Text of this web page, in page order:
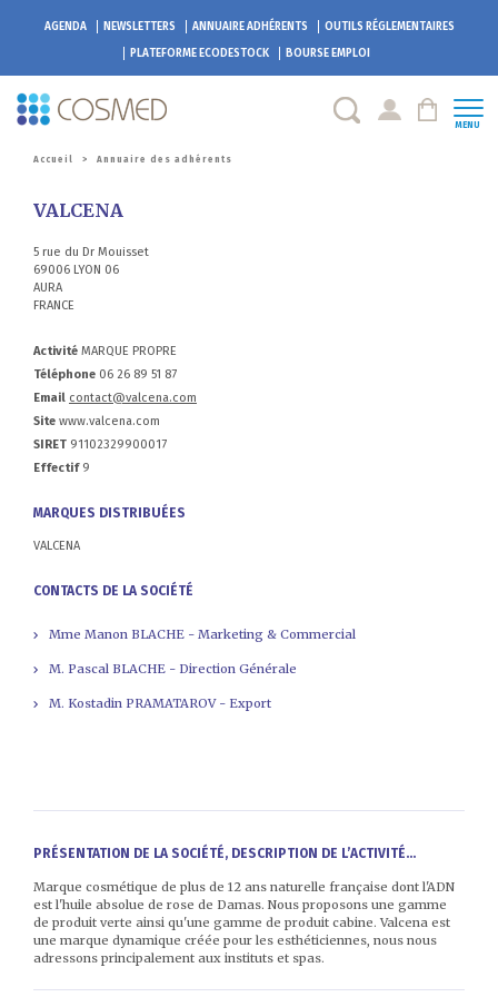
AGENDA NEWSLETTERS ANNUAIRE ADHÉRENTS
OUTILS RÉGLEMENTAIRES
PLATEFORMEECODESTOCK BOURSE EMPLOI
MENU
Accueil > Annuaire des adhérents
VALCENA
5 rue du Dr Mouisset
69006 LYON 06
AURA
FRANCE
Activité MARQUE PROPRE
Téléphone 06 26 89 51 87
Email contact@valcena.com
Site www.valcena.com
SIRET 91102329900017
Effectif9
MARQUES DISTRIBUÉES
VALCENA
CONTACTS DE LA SOCIÉTÉ
Mme Manon BLACHE - Marketing & Commercial
M. Pascal BLACHE - Direction Générale
M. Kostadin PRAMATAROV - Export
PRÉSENTATION DE LA SOCIÉTÉ, DESCRIPTION DE L’ACTIVITÉ...
Marque cosmétique de plus de 12 ans naturelle française dont l'ADN
est l'huile absolue de rose de Damas. Nous proposons une gamme
de produit verte ainsi qu'une gamme de produit cabine. Valcena est
une marque dynamique créée pour les esthéticiennes, nous nous
adressons principalement aux instituts et spas.